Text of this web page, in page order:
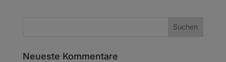
Neueste Kommentare